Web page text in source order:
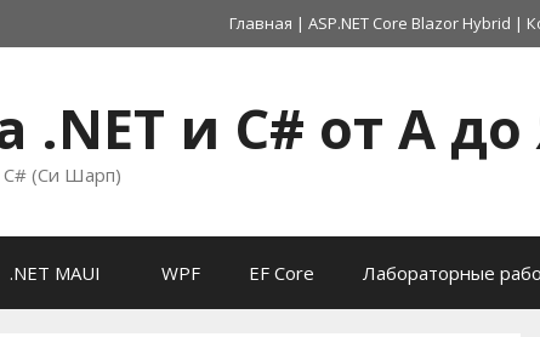
Главная | ASP.NET Core Blazor Hybrid |
и C# от А до
C# (Си Шарп)
.NET MAUI WPF EF Core Лабораторные